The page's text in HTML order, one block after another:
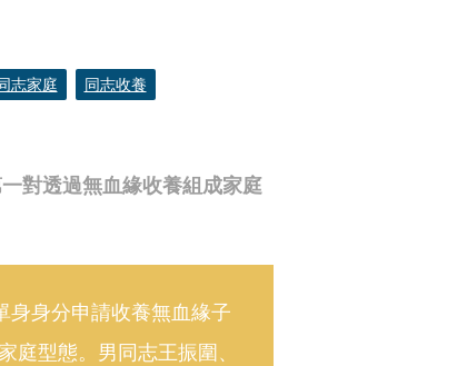
對透過無血緣收養組成家庭
志家庭 同志收養
身身分申請收養無血緣子
型態。男同志王振圍、